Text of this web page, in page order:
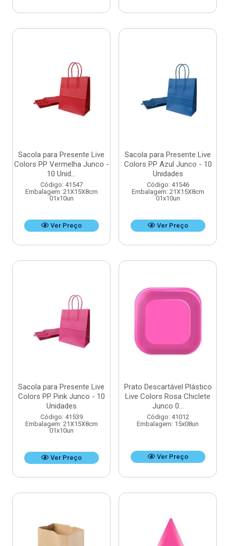
Sacola para Presente Live
Colors PP Vermelha Junco -
10 Unid...
Código: 41547
Embalagem: 21X15X8cm
01x10un
Ver Preço
Sacola para Presente Live
Colors PP Azul Junco - 10
Unidades
Código: 41546
Embalagem: 21X15X8cm
01x10un
Ver Preço
Sacola para Presente Live
Colors PP Pink Junco - 10
Unidades
Código: 41539
Embalagem: 21X15X8cm
01x10un
Ver Preço
Prato Descartável Plástico
Live Colors Rosa Chiclete
Junco 0...
Código: 41012
Embalagem: 15x08un
Ver Preço